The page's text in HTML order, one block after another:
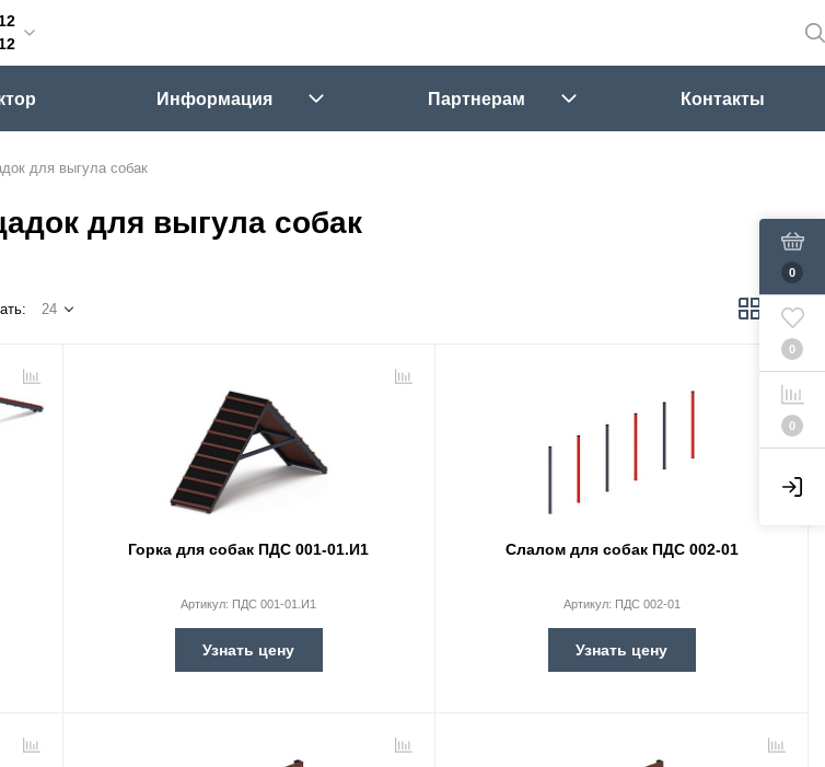
г. Самара, Московское шоссе 18км Территория Завода Приборных Подшипников
Информация Партнерам Контакты
0
0
0
для выгула собак
для выгула собак
24
Горка для собак ПДС 001-01.И1
Артикул: ПДС 001-01.И1
Узнать цену
Слалом для собак ПДС 002-01
Артикул: ПДС 002-01
Узнать цену